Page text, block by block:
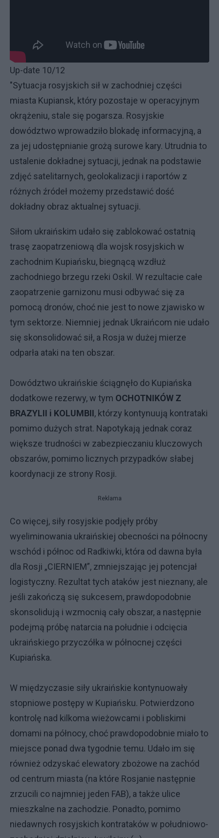
Up-date 10/12
"Sytuacja rosyjskich sił w zachodniej części
miasta Kupiansk, który pozostaje w operacyjnym
okrążeniu, stale się pogarsza. Rosyjskie
dowództwo wprowadziło blokadę informacyjną, a
za jej udostępnianie grożą surowe kary. Utrudnia to
ustalenie dokładnej sytuacji, jednak na podstawie
zdjęć satelitarnych, geolokalizacji i raportów z
różnych źródeł możemy przedstawić dość
dokładny obraz aktualnej sytuacji.
Siłom ukraińskim udało się zablokować ostatnią
trasę zaopatrzeniową dla wojsk rosyjskich w
zachodnim Kupiańsku, biegnącą wzdłuż
zachodniego brzegu rzeki Oskil. W rezultacie całe
zaopatrzenie garnizonu musi odbywać się za
pomocą dronów, choć nie jest to nowe zjawisko w
tym sektorze. Niemniej jednak Ukraińcom nie udało
się skonsolidować sił, a Rosja w dużej mierze
odparła ataki na ten obszar.
Dowództwo ukraińskie ściągnęło do Kupiańska
dodatkowe rezerwy, w tym OCHOTNIKÓW Z
BRAZYLII i KOLUMBII, którzy kontynuują kontrataki
pomimo dużych strat. Napotykają jednak coraz
większe trudności w zabezpieczaniu kluczowych
obszarów, pomimo licznych przypadków słabej
koordynacji ze strony Rosji.
Reklama
Co więcej, siły rosyjskie podjęły próby
wyeliminowania ukraińskiej obecności na północny
wschód i północ od Radkiwki, która od dawna była
dla Rosji „CIERNIEM”, zmniejszając jej potencjał
logistyczny. Rezultat tych ataków jest nieznany, ale
jeśli zakończą się sukcesem, prawdopodobnie
skonsolidują i wzmocnią cały obszar, a następnie
podejmą próbę natarcia na południe i odcięcia
ukraińskiego przyczółka w północnej części
Kupiańska.
W międzyczasie siły ukraińskie kontynuowały
stopniowe postępy w Kupiańsku. Potwierdzono
kontrolę nad kilkoma wieżowcami i pobliskimi
domami na północy, choć prawdopodobnie miało to
miejsce ponad dwa tygodnie temu. Udało im się
również odzyskać elewatory zbożowe na zachód
od centrum miasta (na które Rosjanie następnie
zrzucili co najmniej jeden FAB), a także ulice
mieszkalne na zachodzie. Ponadto, pomimo
niedawnych rosyjskich kontrataków w południowo-